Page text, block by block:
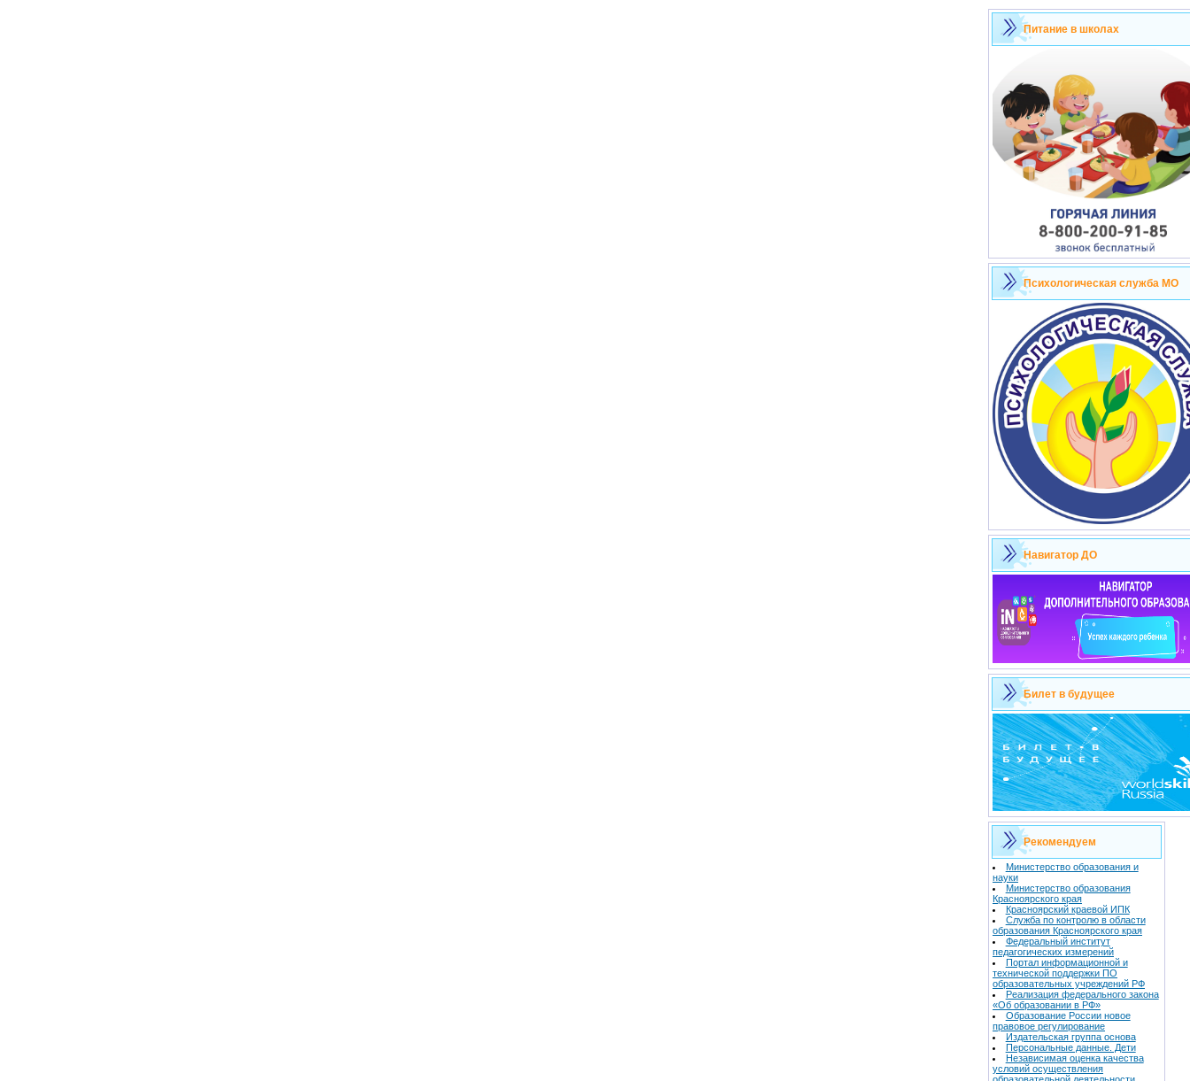
Питание в школах
Психологическая служба МО
Навигатор ДО
Билет в будущее
Рекомендуем
Министерство образования и
науки
Министерство образования
Красноярского края
Красноярский краевой ИПК
Служба по контролю в области
образования Красноярского края
Федеральный институт
педагогических измерений
Портал информационной и
технической поддержки ПО
образовательных учреждений РФ
Реализация федерального закона
«Об образовании в РФ»
Образование России новое
правовое регулирование
Издательская группа основа
Персональные данные. Дети
Независимая оценка качества
условий осуществления